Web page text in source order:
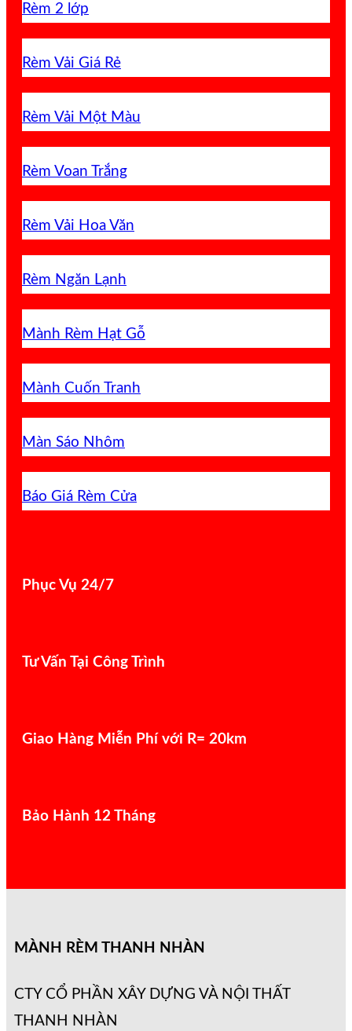
Rèm 2 lớp
Rèm Vải Giá Rẻ
Rèm Vải Một Màu
Rèm Voan Trắng
Rèm Vải Hoa Văn
Rèm Ngăn Lạnh
Mành Rèm Hạt Gỗ
Mành Cuốn Tranh
Màn Sáo Nhôm
Báo Giá Rèm Cửa
Phục Vụ 24/7
Tư Vấn Tại Công Trình
Giao Hàng Miễn Phí với R= 20km
Bảo Hành 12 Tháng
MÀNH RÈM THANH NHÀN
CTY CỔ PHẦN XÂY DỰNG VÀ NỘI THẤT
THANH NHÀN